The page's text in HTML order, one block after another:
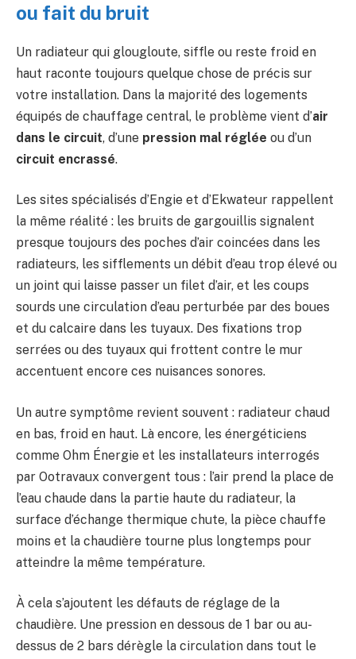
ou fait du bruit
Un radiateur qui glougloute, siffle ou reste froid en
haut raconte toujours quelque chose de précis sur
votre installation. Dans la majorité des logements
équipés de chauffage central, le problème vient d’air
dans le circuit, d’une pression mal réglée ou d’un
circuit encrassé.
Les sites spécialisés d’Engie et d’Ekwateur rappellent
la même réalité : les bruits de gargouillis signalent
presque toujours des poches d’air coincées dans les
radiateurs, les sifflements un débit d’eau trop élevé ou
un joint qui laisse passer un filet d’air, et les coups
sourds une circulation d’eau perturbée par des boues
et du calcaire dans les tuyaux. Des fixations trop
serrées ou des tuyaux qui frottent contre le mur
accentuent encore ces nuisances sonores.
Un autre symptôme revient souvent : radiateur chaud
en bas, froid en haut. Là encore, les énergéticiens
comme Ohm Énergie et les installateurs interrogés
par Ootravaux convergent tous : l’air prend la place de
l’eau chaude dans la partie haute du radiateur, la
surface d’échange thermique chute, la pièce chauffe
moins et la chaudière tourne plus longtemps pour
atteindre la même température.
À cela s’ajoutent les défauts de réglage de la
chaudière. Une pression en dessous de 1 bar ou au-
dessus de 2 bars dérègle la circulation dans tout le